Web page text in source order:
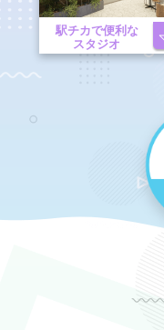
駅チカで便利な
スタジオ